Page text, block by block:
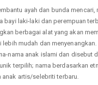
ayah dan bunda mencari,
bayi laki-laki dan perempuan
berbagai alat yang akan
lebih mudah dan
nama anak islami dan disebut
terpilih; nama berdasarkan
anak artis/selebriti terbaru.